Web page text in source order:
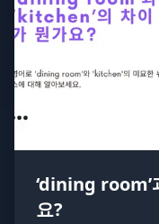
‘dining room’
요?